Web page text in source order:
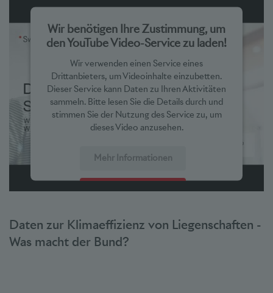
Wir benötigen Ihre Zustimmung, um
den YouTube Video-Service zu laden!
Wir verwenden einen Service eines
Drittanbieters, um Videoinhalte einzubetten.
Dieser Service kann Daten zu Ihren Aktivitäten
sammeln. Bitte lesen Sie die Details durch und
stimmen Sie der Nutzung des Service zu, um
dieses Video anzusehen.
Mehr Informationen
Akzeptieren
powered by Usercentrics Consent Management Platform
Daten zur Klimaeffizienz von Liegenschaften -
Was macht der Bund?